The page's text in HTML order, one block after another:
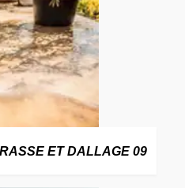
ET DALLAGE 09